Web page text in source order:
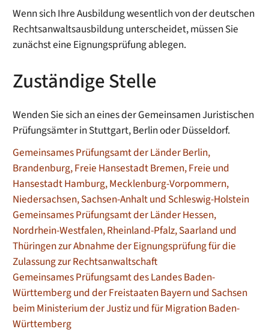
Wenn sich Ihre Ausbildung wesentlich von der deutschen
Rechtsanwaltsausbildung unterscheidet, müssen Sie
zunächst eine Eignungsprüfung ablegen.
Zuständige Stelle
Wenden Sie sich an eines der Gemeinsamen Juristischen
Prüfungsämter in Stuttgart, Berlin oder Düsseldorf.
Gemeinsames Prüfungsamt der Länder Berlin,
Brandenburg, Freie Hansestadt Bremen, Freie und
Hansestadt Hamburg, Mecklenburg-Vorpommern,
Niedersachsen, Sachsen-Anhalt und Schleswig-Holstein
Gemeinsames Prüfungsamt der Länder Hessen,
Nordrhein-Westfalen, Rheinland-Pfalz, Saarland und
Thüringen zur Abnahme der Eignungsprüfung für die
Zulassung zur Rechtsanwaltschaft
Gemeinsames Prüfungsamt des Landes Baden-
Württemberg und der Freistaaten Bayern und Sachsen
beim Ministerium der Justiz und für Migration Baden-
Württemberg